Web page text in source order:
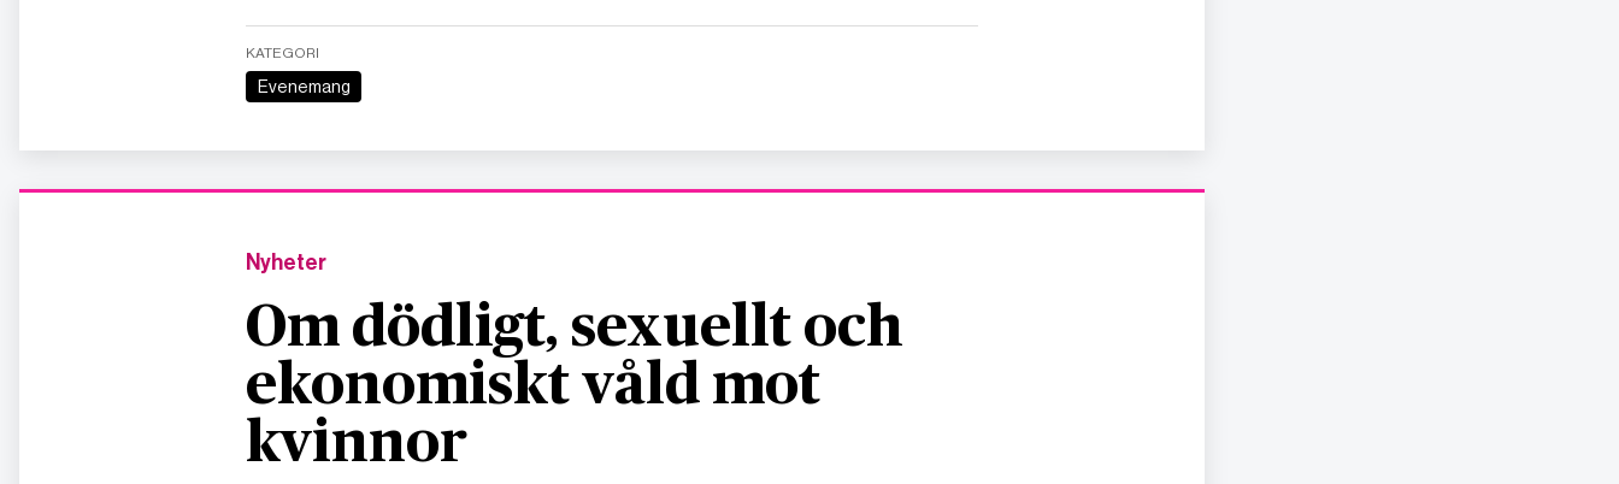
KATEGORI
Evenemang
Nyheter
Om dödligt, sexuellt och
ekonomiskt våld mot
kvinnor